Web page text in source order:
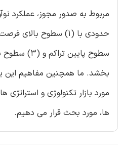
مربوط به صدور مجوز، عملکرد
سطوح پایین
بخشد. ما همچنین مفاهیم این
مورد بازار تکنولوژی و
ها، مورد بحث قرار می دهیم.